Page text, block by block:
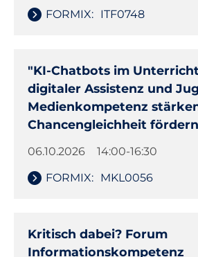
FORMIX: ITF0748
"KI-Chatbots im
digitaler Assistenz und
Medienkompetenz
Chancengleichheit
06.10.2026
14:00-16:30
FORMIX: MKL0056
Kritisch dabei? Forum
Informationskompetenz